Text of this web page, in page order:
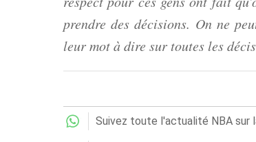
prendre des décisions. On ne
leur mot à dire sur toutes les
Suivez toute l'actualité NBA sur